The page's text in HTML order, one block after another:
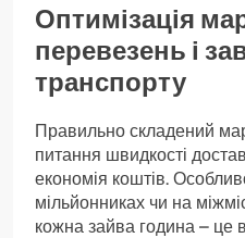
Оптимізація
перевезень і
транспорту
Правильно складений
питання швидкості
економія коштів.
мільйонниках чи на
кожна зайва година – це